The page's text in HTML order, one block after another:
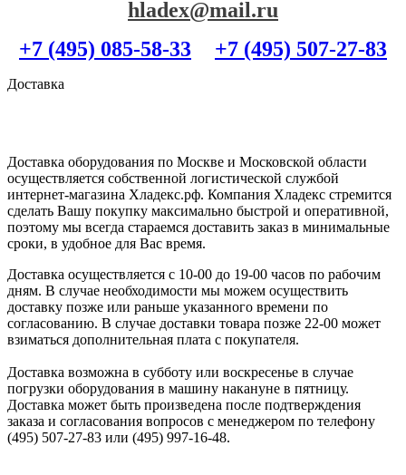
hladex@mail.ru
+7 (495) 085-58-33
+7 (495) 507-27-83
Доставка
Доставка оборудования по Москве и Московской области
осуществляется собственной логистической службой
интернет-магазина Хладекс.рф. Компания Хладекс стремится
сделать Вашу покупку максимально быстрой и оперативной,
поэтому мы всегда стараемся доставить заказ в минимальные
сроки, в удобное для Вас время.
Доставка осуществляется с 10-00 до 19-00 часов по рабочим
дням. В случае необходимости мы можем осуществить
доставку позже или раньше указанного времени по
согласованию. В случае доставки товара позже 22-00 может
взиматься дополнительная плата с покупателя.
Доставка возможна в субботу или воскресенье в случае
погрузки оборудования в машину накануне в пятницу.
Доставка может быть произведена после подтверждения
заказа и согласования вопросов с менеджером по телефону
(495) 507-27-83 или (495) 997-16-48.